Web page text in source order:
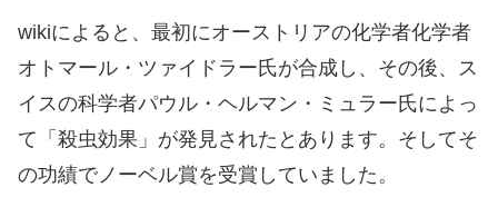
wikiによると、最初にオーストリアの化学者化学者
オトマール・ツァイドラー氏が合成し、その後、ス
イスの科学者パウル・ヘルマン・ミュラー氏によっ
て「殺虫効果」が発見されたとあります。そしてそ
の功績でノーベル賞を受賞していました。